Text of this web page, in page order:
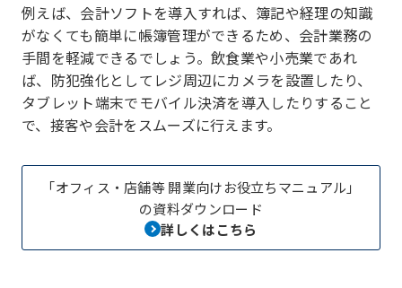
例えば、会計ソフトを導入すれば、簿記や経理の知識
がなくても簡単に帳簿管理ができるため、会計業務の
手間を軽減できるでしょう。飲食業や小売業であれ
ば、防犯強化としてレジ周辺にカメラを設置したり、
タブレット端末でモバイル決済を導入したりすること
で、接客や会計をスムーズに行えます。
「オフィス・店舗等 開業向けお役立ちマニュアル」
の資料ダウンロード
詳しくはこちら